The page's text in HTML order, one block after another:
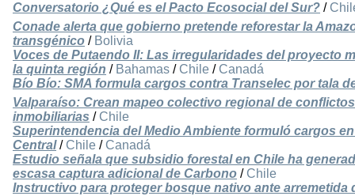
Conversatorio ¿Qué es el Pacto Ecosocial del Sur? /
Conade alerta que gobierno pretende reforestar la
transgénico / Bolivia
Voces de Putaendo II: Las irregularidades del proyecto
la quinta región / Bahamas / Chile / Canadá
Bío Bío: SMA formula cargos contra Transelec por tala
Valparaíso: Crean mapeo colectivo regional de
inmobiliarias / Chile
Superintendencia del Medio Ambiente formuló cargos
Central/ Chile / Canadá
Estudio señala que subsidio forestal en Chile ha
escasa captura adicional de Carbono / Chile
Instructivo para proteger bosque nativo ante arremetida